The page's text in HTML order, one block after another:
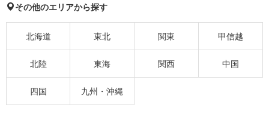
その他のエリアから探す
北海道 東北 関東 甲信越
北陸 東海 関西 中国
四国 九州・沖縄